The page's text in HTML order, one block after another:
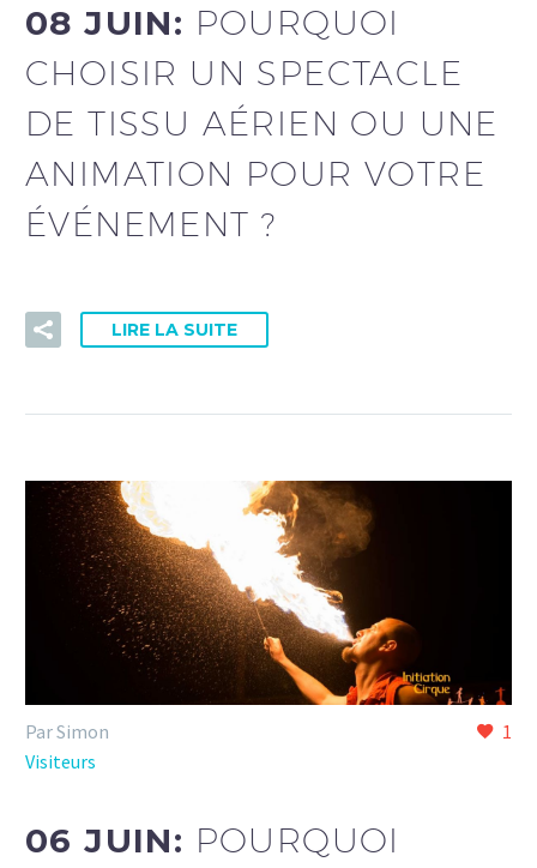
08 JUIN: POURQUOI
CHOISIR UN SPECTACLE
DE TISSU AÉRIEN OU UNE
ANIMATION POUR VOTRE
ÉVÉNEMENT ?
LIRE LA SUITE
1
Par Simon
Visiteurs
06 JUIN: POURQUOI